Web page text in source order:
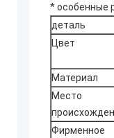
* особенные
деталь
Цвет
Материал
Место
Фирменное